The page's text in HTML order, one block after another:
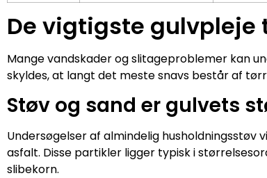
De vigtigste
Mange vandskader og slitageproblemer kan
skyldes, at langt det meste snavs består af
Støv og sand er gulvets
Undersøgelser af almindelig
asfalt. Disse partikler ligger typisk i
slibekorn.